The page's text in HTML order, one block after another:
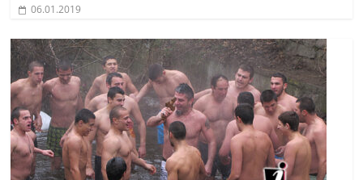
06.01.2019